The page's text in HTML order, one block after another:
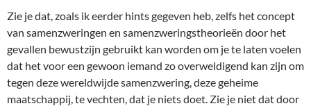
Zie je dat, zoals ik eerder hints gegeven heb, zelfs het concept
van samenzweringen en samenzweringstheorieën door het
gevallen bewustzijn gebruikt kan worden om je te laten voelen
dat het voor een gewoon iemand zo overweldigend kan zijn om
tegen deze wereldwijde samenzwering, deze geheime
maatschappij, te vechten, dat je niets doet. Zie je niet dat door